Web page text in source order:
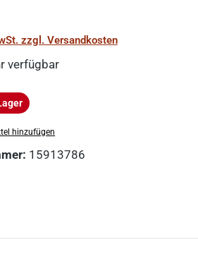
zzgl. Versandkosten
verfügbar
hinzufügen
15913786